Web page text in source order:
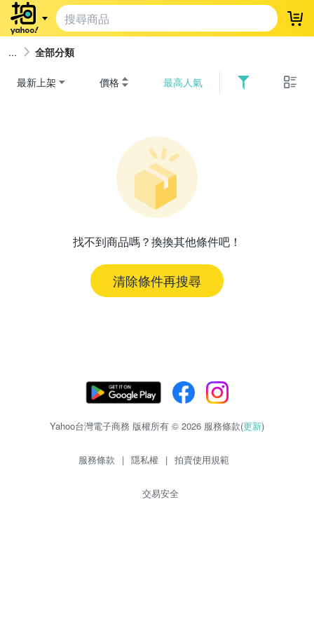
登
全部分類
最新上架 價格 最高人氣
找不到商品嗎？換換其他條件吧！
清除條件再搜尋
Yahoo台灣電子商務 版權所有 © 2026 服務條款(更新)
服務條款 | 隱私權 | 拍賣使用規範
交易安全